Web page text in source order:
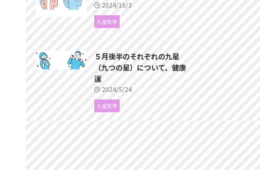
2024/10/3
九星気学
５月後半のそれぞれの九星
（九つの星）について、健康
運
2024/5/24
九星気学